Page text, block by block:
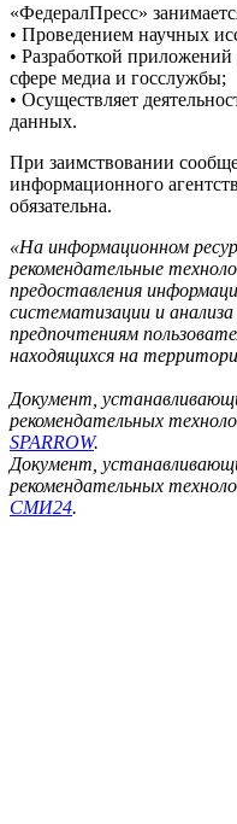
«ФедералПресс»
• Проведением научных
• Разработкой
сфере медиа и госслужбы;
• Осуществляет
данных.
При заимствовании
информационного
обязательна.
«На информационном
рекомендательные
предоставления
систематизации и
предпочтениям
находящихся на
Документ,
рекомендательных
SPARROW.
Документ,
рекомендательных
СМИ24.